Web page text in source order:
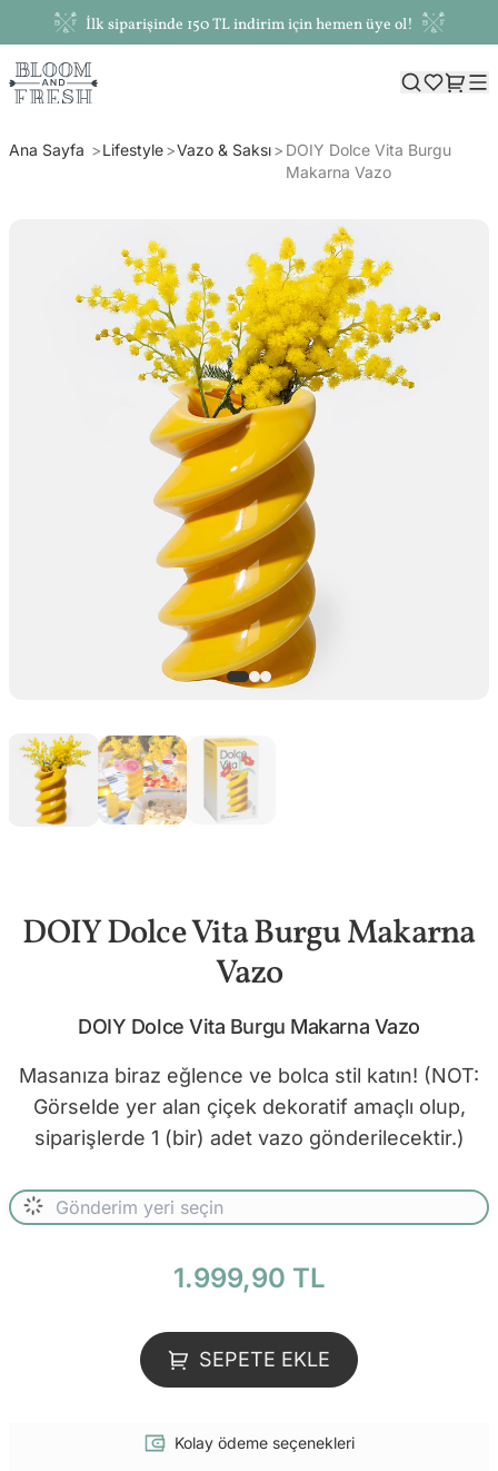
İlk siparişinde 150 TL indirim için hemen üye ol!
Ana Sayfa Lifestyle Vazo & Saksı
DOIY Dolce Vita Burgu
Makarna Vazo
DOIY Dolce Vita Burgu Makarna
Vazo
DOIY Dolce Vita Burgu Makarna Vazo
Masanıza biraz eğlence ve bolca stil katın! (NOT:
Görselde yer alan çiçek dekoratif amaçlı olup,
siparişlerde 1 (bir) adet vazo gönderilecektir.)
1.999,90 TL
SEPETE EKLE
Kolay ödeme seçenekleri